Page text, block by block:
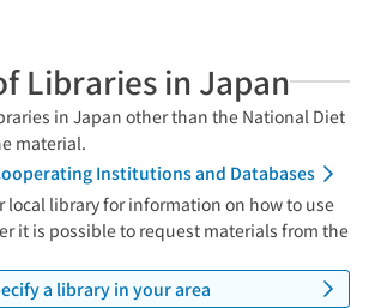
Libraries in Japan
in Japan other than the National Diet
material.
Institutions and Databases
local library for information on how to use
it is possible to request materials from the
a library in your area